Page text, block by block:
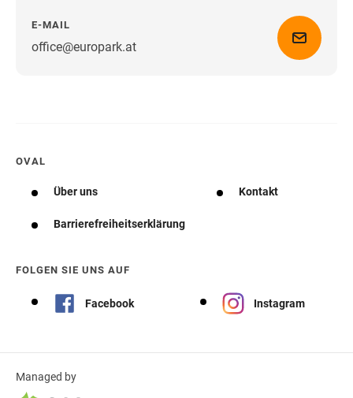
E-MAIL
office@europark.atWegbeschreibung erhalten
OVAL
Über uns Kontakt
Barrierefreiheitserklärung
FOLGEN SIE UNS AUF
Facebook Instagram
Managed by